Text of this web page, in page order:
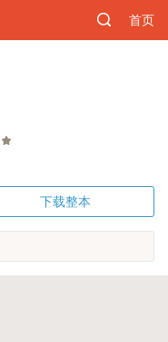
首页
下载整本